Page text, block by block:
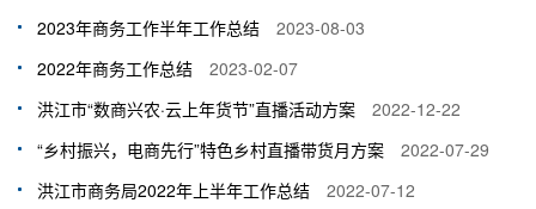
2023年商务工作半年工作总结
2023-08-03
2022年商务工作总结
2023-02-07
洪江市“数商兴农·云上年货节”直播活动方案
2022-12-22
“乡村振兴，电商先行”特色乡村直播带货月方案
2022-07-29
洪江市商务局2022年上半年工作总结
2022-07-12